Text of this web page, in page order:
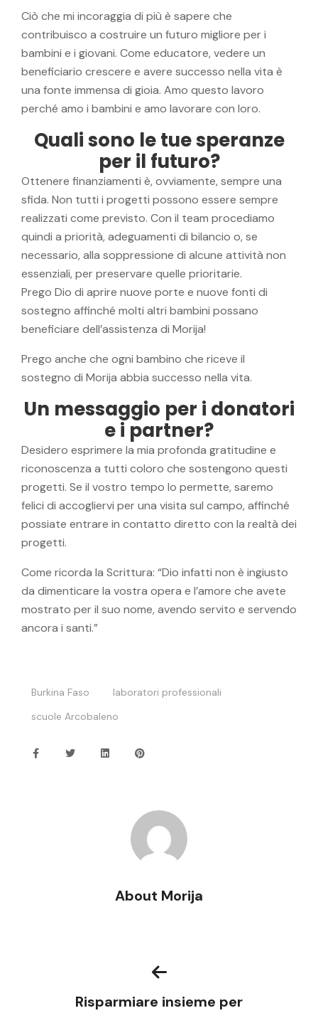
Ciò che mi incoraggia di più è sapere che
contribuisco a costruire un futuro migliore per i
bambini e i giovani. Come educatore, vedere un
beneficiario crescere e avere successo nella vita è
una fonte immensa di gioia. Amo questo lavoro
perché amo i bambini e amo lavorare con loro.
Quali sono le tue speranze
per il futuro?
Ottenere finanziamenti è, ovviamente, sempre una
sfida. Non tutti i progetti possono essere sempre
realizzati come previsto. Con il team procediamo
quindi a priorità, adeguamenti di bilancio o, se
necessario, alla soppressione di alcune attività non
essenziali, per preservare quelle prioritarie.
Prego Dio di aprire nuove porte e nuove fonti di
sostegno affinché molti altri bambini possano
beneficiare dell’assistenza di Morija!
Prego anche che ogni bambino che riceve il
sostegno di Morija abbia successo nella vita.
Un messaggio per i donatori
e i partner?
Desidero esprimere la mia profonda gratitudine e
riconoscenza a tutti coloro che sostengono questi
progetti. Se il vostro tempo lo permette, saremo
felici di accogliervi per una visita sul campo, affinché
possiate entrare in contatto diretto con la realtà dei
progetti.
Come ricorda la Scrittura: “Dio infatti non è ingiusto
da dimenticare la vostra opera e l’amore che avete
mostrato per il suo nome, avendo servito e servendo
ancora i santi.”
Burkina Faso
laboratori professionali
scuole Arcobaleno
About Morija
Risparmiare insieme per